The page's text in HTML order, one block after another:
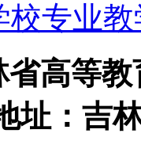
校专业
高等
址：吉